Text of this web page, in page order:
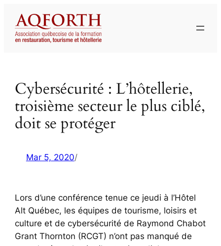
contenu
Cybersécurité : L’hôtellerie,
troisième secteur le plus ciblé,
doit se protéger
Mar 5, 2020/
Lors d’une conférence tenue ce jeudi à l’Hôtel
Alt Québec, les équipes de tourisme, loisirs et
culture et de cybersécurité de Raymond Chabot
Grant Thornton (RCGT) n’ont pas manqué de